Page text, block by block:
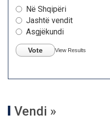
Në Shqipëri
Jashtë vendit
Asgjëkundi
Vote View Results
Vendi »